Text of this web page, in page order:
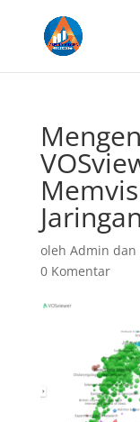
oleh Admin dan
0 Komentar